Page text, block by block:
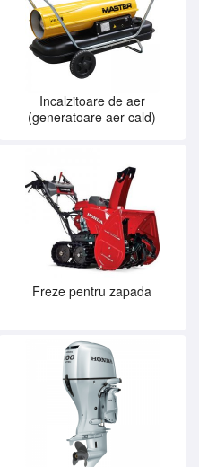
Incalzitoare de aer
(generatoare aer cald)
Freze pentru zapada